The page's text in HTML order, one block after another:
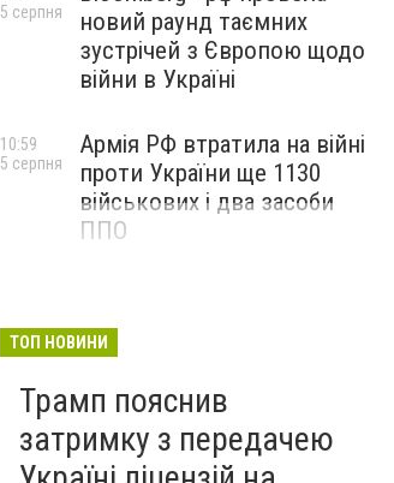
Фото из соцсетей
новий раунд таємних
зустрічей з Європою щодо
війни в Україні
5 серпня
Армія РФ втратила на війні
проти України ще 1130
військових і два засоби
ППО
10:59
5 серпня
ТОП НОВИНИ
Трамп пояснив
затримку з передачею